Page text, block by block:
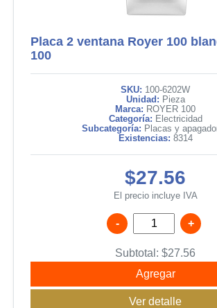
Placa 2 ventana Royer 100
100
SKU: 100-6202W
Unidad: Pieza
Marca: ROYER 100
Categoría: Electricidad
Subcategoría: Placas y
Existencias: 8314
$27.56
El precio incluye IVA
- +
Subtotal: $27.56
Agregar
Ver detalle